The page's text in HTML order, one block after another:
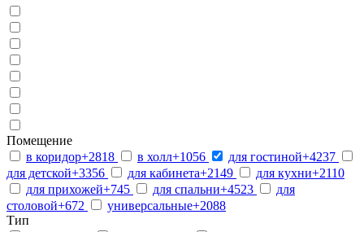
Помещение
в коридор+2818 в холл+1056 для гостиной+4237
для детской+3356 для кабинета+2149 для кухни+2110
для прихожей+745 для спальни+4523
для
столовой+672 универсальные+2088
Тип